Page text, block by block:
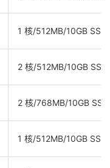
1 核/512MB/10GB
2 核/512MB/10GB
2 核/768MB/10GB
1 核/512MB/10GB